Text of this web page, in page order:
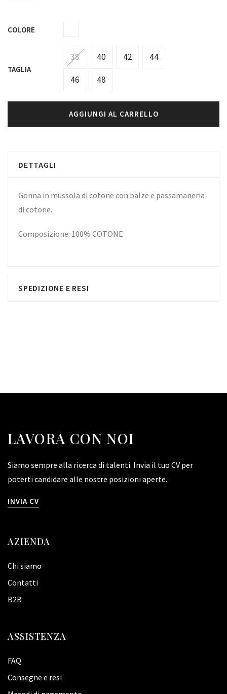
COLORE
TAGLIA
38 40 42 44
46 48
AGGIUNGI AL CARRELLO
DETTAGLI
Gonna in mussola di cotone con balze e passamaneria
di cotone.
Composizione: 100% COTONE
SPEDIZIONE E RESI
LAVORA CON NOI
Siamo sempre alla ricerca di talenti. Invia il tuo CV per
poterti candidare alle nostre posizioni aperte.
INVIA CV
AZIENDA
Chi siamo
Contatti
B2B
ASSISTENZA
FAQ
Consegne e resi